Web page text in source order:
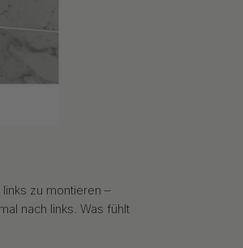
zu montieren –
nach links. Was fühlt